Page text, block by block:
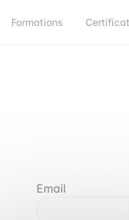
Formations
Email